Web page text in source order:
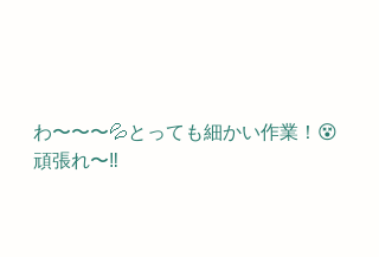
わ〜〜〜💦とっても細かい作業！😵
頑張れ〜‼️